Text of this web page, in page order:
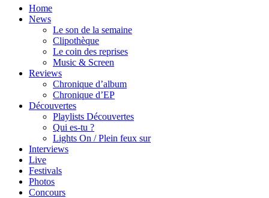
Home
News
Le son de la semaine
Clipothèque
Le coin des reprises
Music & Screen
Reviews
Chronique d’album
Chronique d’EP
Découvertes
Playlists Découvertes
Qui es-tu ?
Lights On / Plein feux sur
Interviews
Live
Festivals
Photos
Concours